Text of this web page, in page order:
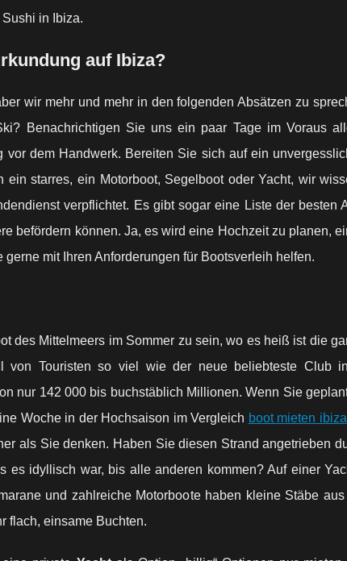
Sushi in Ibiza.
auf Ibiza?
wir mehr und mehr in den folgenden Absätzen zu
Benachrichtigen Sie uns ein paar Tage im Voraus
vor dem Handwerk. Bereiten Sie sich auf ein
ein starres, ein Motorboot, Segelboot oder Yacht, wir
verpflichtet. Es gibt sogar eine Liste der besten
befördern können. Ja, es wird eine Hochzeit zu planen,
mit Ihren Anforderungen für Bootsverleih helfen.
des Mittelmeers im Sommer zu sein, wo es heiß ist die
von Touristen so viel wie der neue beliebteste Club
nur 142 000 bis buchstäblich Millionen. Wenn Sie
Woche in der Hochsaison im Vergleich boot mieten ibiza
als Sie denken. Haben Sie diesen Strand angetrieben
es idyllisch war, bis alle anderen kommen? Auf einer
und zahlreiche Motorboote haben kleine Stäbe
flach, einsame Buchten.